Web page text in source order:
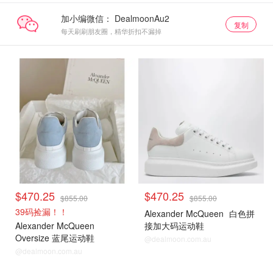
加小编微信：
每天刷刷朋友圈，精华折扣不漏掉
复制
$470.25 $855.00
39码捡漏！！
Alexander McQueen
Oversize 蓝尾运动鞋
@dealmoon.com.au
$470.25 $855.00
Alexander McQueen 白色拼
接加大码运动鞋
@dealmoon.com.au